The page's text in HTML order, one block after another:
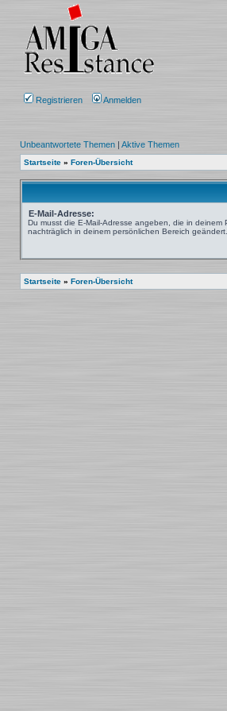
Registrieren Anmelden
Unbeantwortete Themen | Aktive Themen
Startseite » Foren-Übersicht
E-Mail-Adresse:
Du musst die E-Mail-Adresse angeben, die in
nachträglich in deinem persönlichen Bereich geändert.
Startseite » Foren-Übersicht